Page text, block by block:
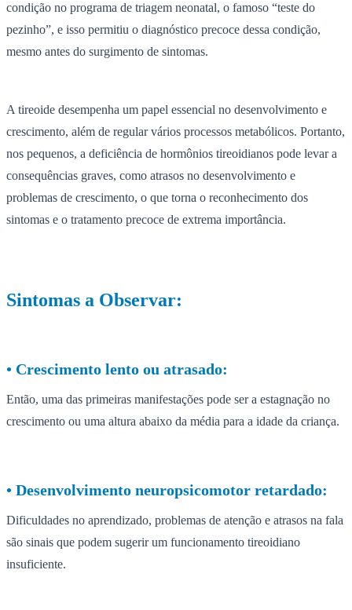
condição no programa de triagem neonatal, o famoso “teste do
pezinho”, e isso permitiu o diagnóstico precoce dessa condição,
mesmo antes do surgimento de sintomas.
A tireoide desempenha um papel essencial no desenvolvimento e
crescimento, além de regular vários processos metabólicos. Portanto,
nos pequenos, a deficiência de hormônios tireoidianos pode levar a
consequências graves, como atrasos no desenvolvimento e
problemas de crescimento, o que torna o reconhecimento dos
sintomas e o tratamento precoce de extrema importância.
Sintomas a Observar:
•⁠ ⁠Crescimento lento ou atrasado:
Então, uma das primeiras manifestações pode ser a estagnação no
crescimento ou uma altura abaixo da média para a idade da criança.
•⁠ ⁠Desenvolvimento neuropsicomotor retardado:
Dificuldades no aprendizado, problemas de atenção e atrasos na fala
são sinais que podem sugerir um funcionamento tireoidiano
insuficiente.